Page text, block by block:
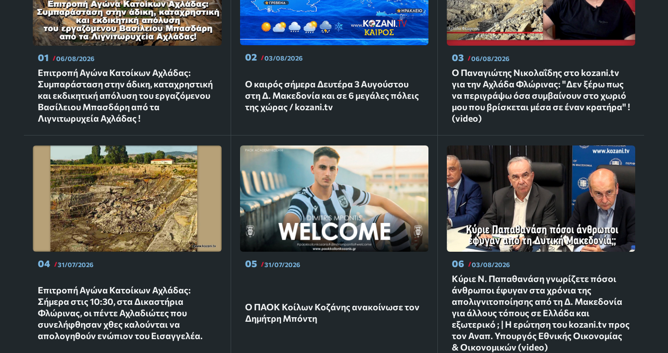
01 06/08/2026
Επιτροπή Αγώνα Κατοίκων Αχλάδας:
Συμπαράσταση στην άδικη, καταχρηστική
και εκδικητική απόλυση του εργαζόμενου
Βασίλειου Μπασδάρη από τα
Λιγνιτωρυχεία Αχλάδας !
02 03/08/2026
Ο καιρός σήμερα Δευτέρα 3 Αυγούστου
στη Δ. Μακεδονία και σε 6 μεγάλες πόλεις
της χώρας / kozani.tv
03 06/08/2026
Ο Παναγιώτης Νικολαΐδης στο kozani.tv
για την Αχλάδα Φλώρινας: "Δεν ξέρω πως
να περιγράψω όσα συμβαίνουν στο χωριό
μου που βρίσκεται μέσα σε έναν κρατήρα" !
(video)
04 31/07/2026
Επιτροπή Αγώνα Κατοίκων Αχλάδας:
Σήμερα στις 10:30, στα Δικαστήρια
Φλώρινας, οι πέντε Αχλαδιώτες που
συνελήφθησαν χθες καλούνται να
απολογηθούν ενώπιον του Εισαγγελέα.
05 31/07/2026
Ο ΠΑΟΚ Κοίλων Κοζάνης ανακοίνωσε τον
Δημήτρη Μπόντη
06 03/08/2026
Κύριε Ν. Παπαθανάση γνωρίζετε πόσοι
άνθρωποι έφυγαν στα χρόνια της
απολιγνιτοποίησης από τη Δ. Μακεδονία
για άλλους τόπους σε Ελλάδα και
εξωτερικό ; | Η ερώτηση του kozani.tv προς
τον Αναπ. Υπουργός Εθνικής Οικονομίας
& Οικονομικών (video)